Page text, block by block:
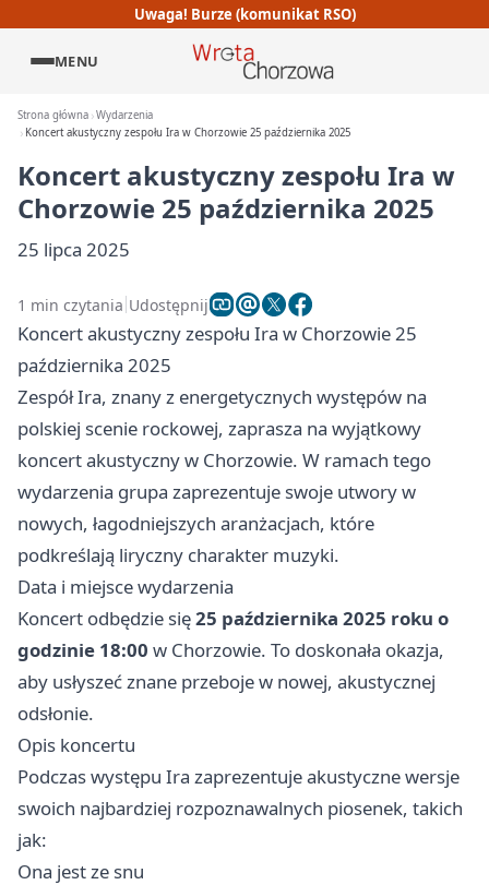
Uwaga! Burze (komunikat RSO)
MENU
Strona główna Wydarzenia
Koncert akustyczny zespołu Ira w Chorzowie 25 października 2025
Koncert akustyczny zespołu Ira w
Chorzowie 25 października 2025
25 lipca 2025
1 min czytania Udostępnij
Koncert akustyczny zespołu Ira w Chorzowie 25
października 2025
Zespół Ira, znany z energetycznych występów na
polskiej scenie rockowej, zaprasza na wyjątkowy
koncert akustyczny w Chorzowie. W ramach tego
wydarzenia grupa zaprezentuje swoje utwory w
nowych, łagodniejszych aranżacjach, które
podkreślają liryczny charakter muzyki.
Data i miejsce wydarzenia
Koncert odbędzie się25 października 2025 roku o
godzinie 18:00 w Chorzowie. To doskonała okazja,
aby usłyszeć znane przeboje w nowej, akustycznej
odsłonie.
Opis koncertu
Podczas występu Ira zaprezentuje akustyczne wersje
swoich najbardziej rozpoznawalnych piosenek, takich
jak:
Ona jest ze snu